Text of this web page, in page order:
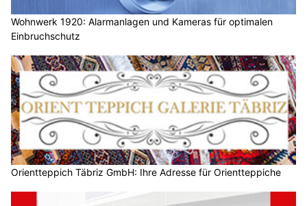
Wohnwerk 1920: Alarmanlagen und Kameras für optimalen
Einbruchschutz
Orientteppich Täbriz GmbH: Ihre Adresse für Orientteppiche